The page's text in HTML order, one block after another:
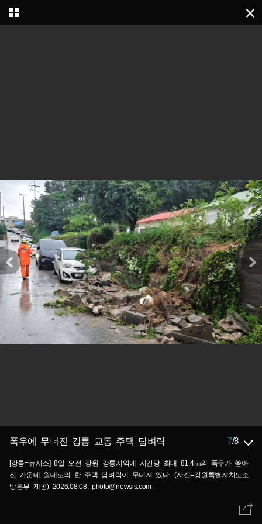
폭우에 무너진 강릉 교동 주택 담벼락 7/8
[강릉=뉴시스] 8일 오전 강원 강릉지역에 시간당 최대 81.4㎜의 폭우가 쏟아
진 가운데 원대로의 한 주택 담벼락이 무너져 있다. (사진=강원특별자치도소
방본부 제공) 2026.08.08. photo@newsis.com